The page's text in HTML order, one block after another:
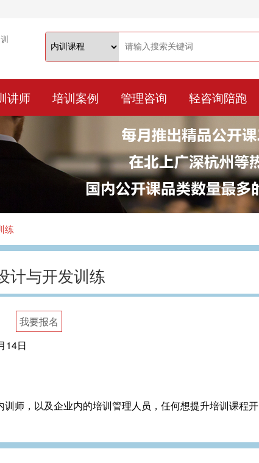
讲师 培训案例 管理咨询 轻咨询陪跑
练
计与开发训练
我要报名
14日
师，以及企业内的培训管理人员，任何想提升培训课程开